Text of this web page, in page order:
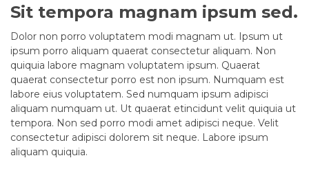
Sit tempora magnam ipsum sed.
Dolor non porro voluptatem modi magnam ut. Ipsum ut
ipsum porro aliquam quaerat consectetur aliquam. Non
quiquia labore magnam voluptatem ipsum. Quaerat
quaerat consectetur porro est non ipsum. Numquam est
labore eius voluptatem. Sed numquam ipsum adipisci
aliquam numquam ut. Ut quaerat etincidunt velit quiquia ut
tempora. Non sed porro modi amet adipisci neque. Velit
consectetur adipisci dolorem sit neque. Labore ipsum
aliquam quiquia.